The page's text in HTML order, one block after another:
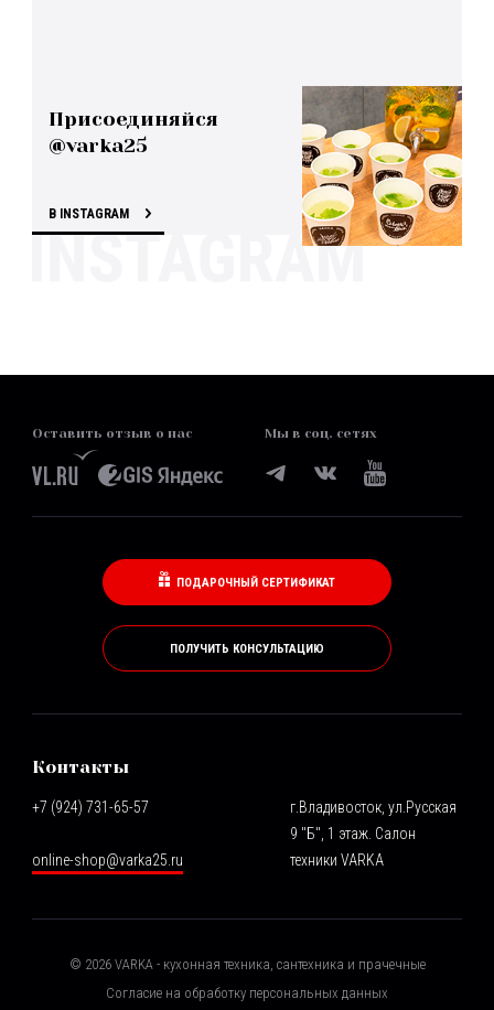
Присоединяйся
@varka25
В INSTAGRAM
Оставить отзыв о нас Мы в соц. сетях
ПОДАРОЧНЫЙ СЕРТИФИКАТ
ПОЛУЧИТЬ КОНСУЛЬТАЦИЮ
Контакты
+7 (924) 731-65-57
online-shop@varka25.ru
г.Владивосток, ул.Русская
9 "Б", 1 этаж. Салон
техники VARKA
© 2026VARKA - кухонная техника, сантехника и прачечные
Согласие на обработку персональных данных